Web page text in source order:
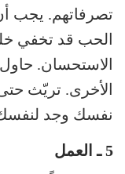
تصرفاتهم. يجب
الحب قد تخفي
الاستحسان. حاول
الأخرى. تريّث
نفسك وجد
5 ـ العمل